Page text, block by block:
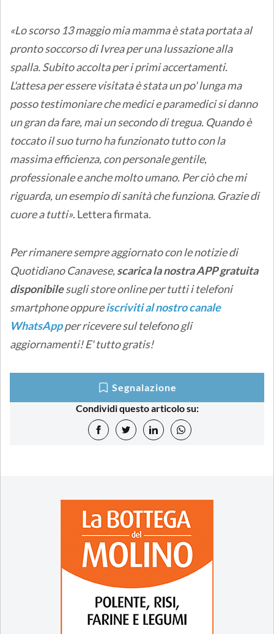
«Lo scorso 13 maggio mia mamma è stata portata al
pronto soccorso di Ivrea per una lussazione alla
spalla. Subito accolta per i primi accertamenti.
L'attesa per essere visitata è stata un po' lunga ma
posso testimoniare che medici e paramedici si danno
un gran da fare, mai un secondo di tregua. Quando è
toccato il suo turno ha funzionato tutto con la
massima efficienza, con personale gentile,
professionale e anche molto umano. Per ciò che mi
riguarda, un esempio di sanità che funziona. Grazie di
cuore a tutti». Lettera firmata.
Per rimanere sempre aggiornato con le notizie di
Quotidiano Canavese,scarica la nostra APP gratuita
disponibilesugli store onlineper tutti i telefoni
smartphone oppureiscriviti al nostro canale
WhatsAppper ricevere sul telefono gli
aggiornamenti! E' tutto gratis!
Segnalazione
Condividi questo articolo su: